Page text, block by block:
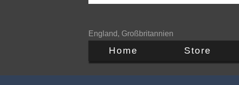
England, Großbritannien
Home Store